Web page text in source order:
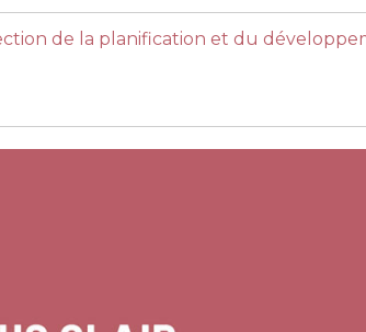
de la planification et du